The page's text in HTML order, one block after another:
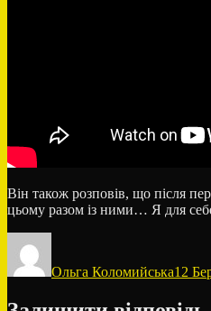
Він також розповів, що після
цьому разом із ними… Я для
Ольга Коломийська12